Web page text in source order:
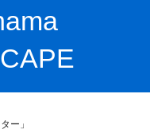
ー」